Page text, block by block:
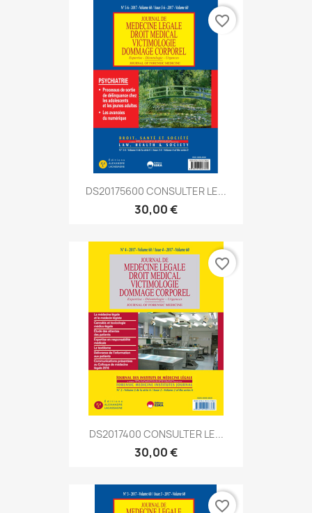
DS20175600 CONSULTER LE...
30,00 €
favorite_border
DS2017400 CONSULTER LE...
30,00 €
favorite_border
favorite_border